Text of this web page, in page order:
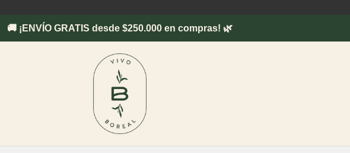
🚚 ¡ENVÍO GRATIS desde $250.000 en compras! 🌿